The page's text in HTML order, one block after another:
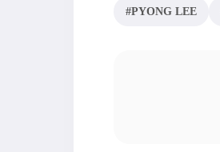
#PYONG LEE